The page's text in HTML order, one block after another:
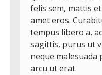
felis sem, mattis
amet eros.
tempus libero a,
sagittis, purus ut
neque malesuada
arcu ut erat.